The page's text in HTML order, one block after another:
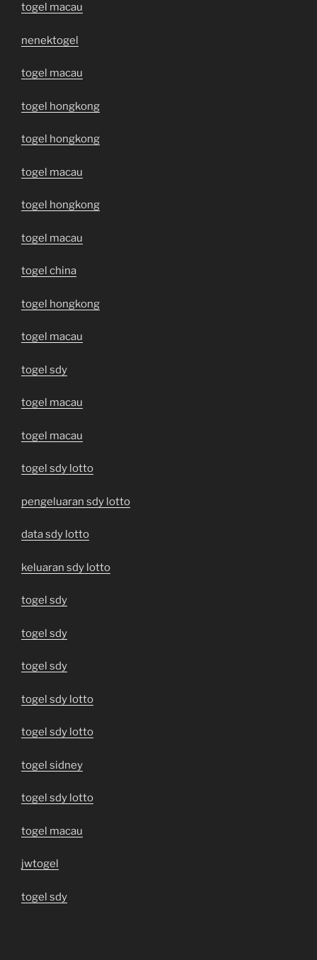
togel macau
nenektogel
togel macau
togel hongkong
togel hongkong
togel macau
togel hongkong
togel macau
togel china
togel hongkong
togel macau
togel sdy
togel macau
togel macau
togel sdy lotto
pengeluaran sdy lotto
data sdy lotto
keluaran sdy lotto
togel sdy
togel sdy
togel sdy
togel sdy lotto
togel sdy lotto
togel sidney
togel sdy lotto
togel macau
jwtogel
togel sdy